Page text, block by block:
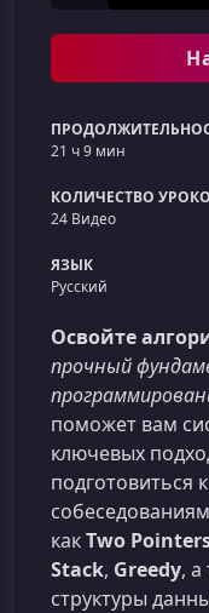
21 ч 9 мин
КОЛИЧЕСТВО
24 Видео
ЯЗЫК
Русский
Освойте
прочный
поможет вам
ключевых
подготовиться
какTwo
Stack, Greedy,
структуры